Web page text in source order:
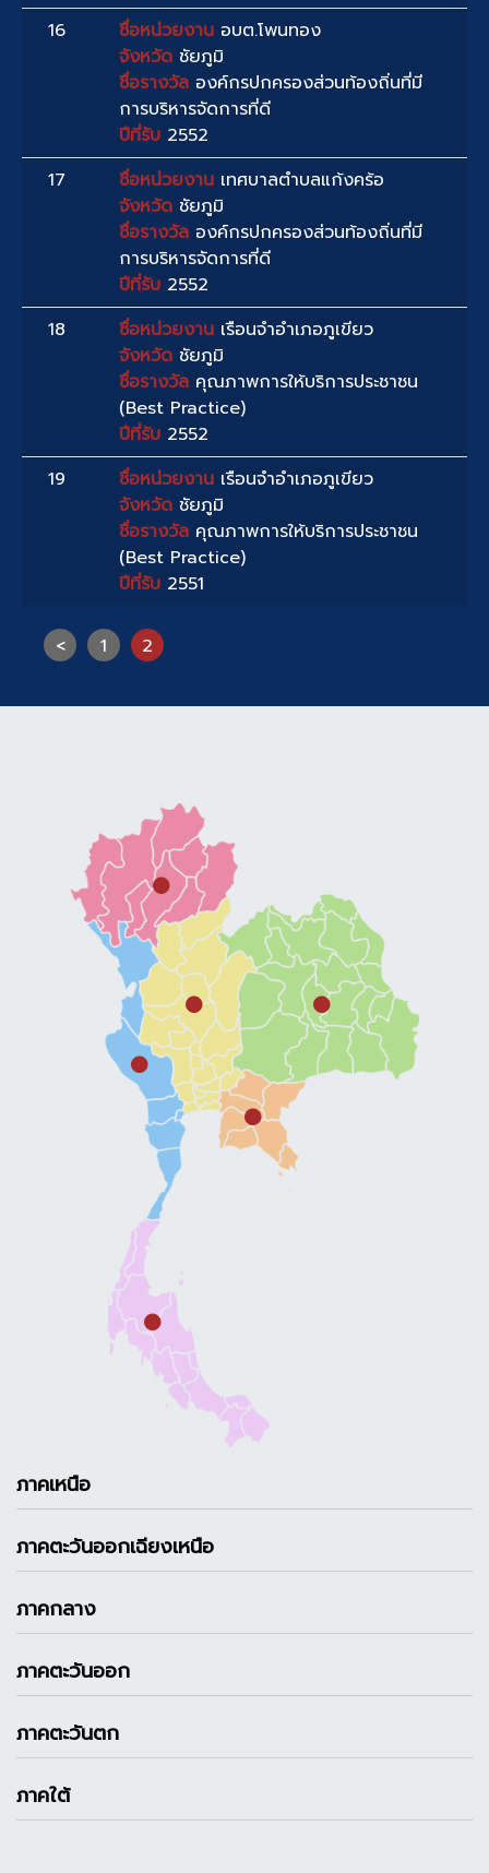
16
ชื่อหน่วยงาน อบต.โพนทอง
จังหวัด ชัยภูมิ
ชื่อรางวัล องค์กรปกครองส่วนท้องถิ่นที่มี
การบริหารจัดการที่ดี
ปีที่รับ 2552
17
ชื่อหน่วยงาน เทศบาลตำบลแก้งคร้อ
จังหวัด ชัยภูมิ
ชื่อรางวัล องค์กรปกครองส่วนท้องถิ่นที่มี
การบริหารจัดการที่ดี
ปีที่รับ 2552
18
ชื่อหน่วยงาน เรือนจำอำเภอภูเขียว
จังหวัด ชัยภูมิ
ชื่อรางวัล คุณภาพการให้บริการประชาชน
(Best Practice)
ปีที่รับ 2552
19
ชื่อหน่วยงาน เรือนจำอำเภอภูเขียว
จังหวัด ชัยภูมิ
ชื่อรางวัล คุณภาพการให้บริการประชาชน
(Best Practice)
ปีที่รับ 2551
< 1 2
ภาคเหนือ
ภาคตะวันออกเฉียงเหนือ
ภาคกลาง
ภาคตะวันออก
ภาคตะวันตก
ภาคใต้